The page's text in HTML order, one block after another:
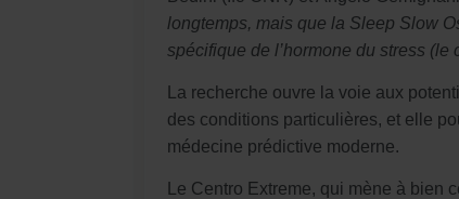
longtemps, mais que la Sleep Slow
spécifique de l’hormone du stress (le
La recherche ouvre la voie aux
des conditions particulières, et elle
médecine prédictive moderne.
Le Centro Extreme, qui mène à bien